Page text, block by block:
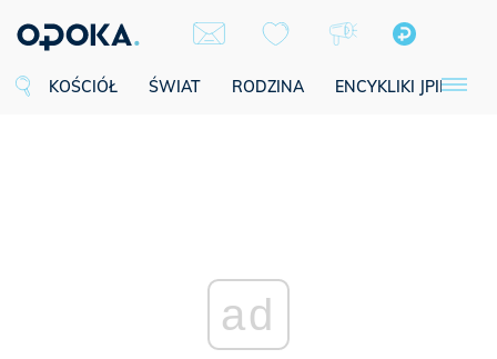
KOŚCIÓŁ ŚWIAT RODZINA ENCYKLIKI JPII
ad